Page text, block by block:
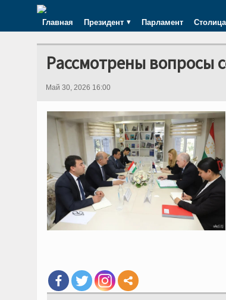
Главная Президент Парламент Столица
Рассмотрены вопросы
Май 30, 2026 16:00